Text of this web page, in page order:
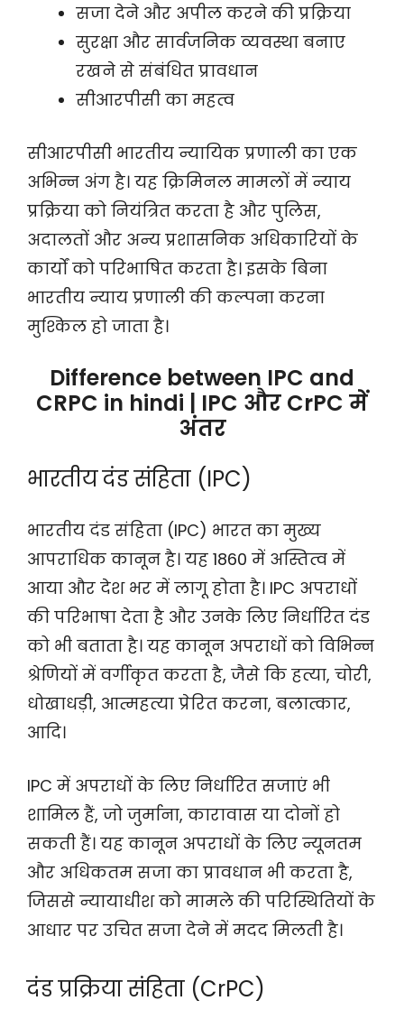
सजा देने और अपील करने की प्रक्रिया
सुरक्षा और सार्वजनिक व्यवस्था बनाए
रखने से संबंधित प्रावधान
सीआरपीसी का महत्व
सीआरपीसी भारतीय न्यायिक प्रणाली का एक
अभिन्न अंग है। यह क्रिमिनल मामलों में न्याय
प्रक्रिया को नियंत्रित करता है और पुलिस,
अदालतों और अन्य प्रशासनिक अधिकारियों के
कार्यों को परिभाषित करता है। इसके बिना
भारतीय न्याय प्रणाली की कल्पना करना
मुश्किल हो जाता है।
Difference between IPC and
CRPC in hindi | IPC और CrPC में
अंतर
भारतीय दंड संहिता (IPC)
भारतीय दंड संहिता (IPC) भारत का मुख्य
आपराधिक कानून है। यह 1860 में अस्तित्व में
आया और देश भर में लागू होता है। IPC अपराधों
की परिभाषा देता है और उनके लिए निर्धारित दंड
को भी बताता है। यह कानून अपराधों को विभिन्न
श्रेणियों में वर्गीकृत करता है, जैसे कि हत्या, चोरी,
धोखाधड़ी, आत्महत्या प्रेरित करना, बलात्कार,
आदि।
IPC में अपराधों के लिए निर्धारित सजाएं भी
शामिल हैं, जो जुर्माना, कारावास या दोनों हो
सकती हैं। यह कानून अपराधों के लिए न्यूनतम
और अधिकतम सजा का प्रावधान भी करता है,
जिससे न्यायाधीश को मामले की परिस्थितियों के
आधार पर उचित सजा देने में मदद मिलती है।
दंड प्रक्रिया संहिता (CrPC)